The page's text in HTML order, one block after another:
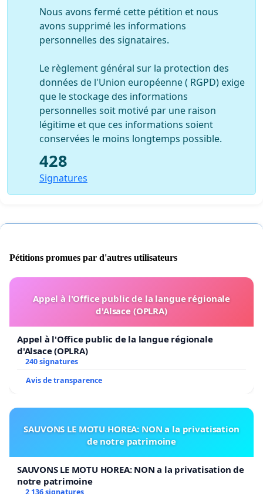
Nous avons fermé cette pétition et nous
avons supprimé les informations
personnelles des signataires.
Le règlement général sur la protection des
données de l'Union européenne ( RGPD) exige
que le stockage des informations
personnelles soit motivé par une raison
légitime et que ces informations soient
conservées le moins longtemps possible.
428
Signatures
Pétitions promues par d'autres utilisateurs
Appel à l'Office public de la langue régionale
d'Alsace (OPLRA)
Appel à l'Office public de la langue régionale
d'Alsace (OPLRA)
240 signatures
Avis de transparence
SAUVONS LE MOTU HOREA: NON a la privatisation
de notre patrimoine
SAUVONS LE MOTU HOREA: NON a la privatisation de
notre patrimoine
2 136 signatures